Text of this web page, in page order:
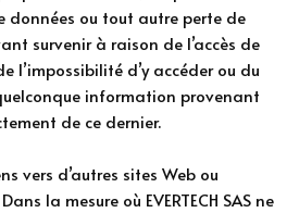
données ou tout autre perte de
survenir à raison de l’accès de
l’impossibilité d’y accéder ou du
information provenant
de ce dernier.
vers d’autres sites Web ou
la mesure où EVERTECH SAS ne